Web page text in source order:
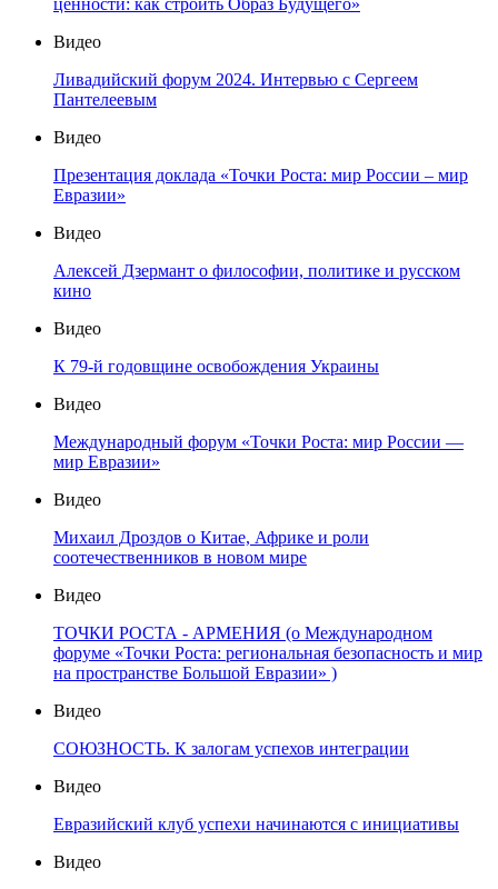
ценности: как строить Образ Будущего»
Видео
Ливадийский форум 2024. Интервью с Сергеем
Пантелеевым
Видео
Презентация доклада «Точки Роста: мир России – мир
Евразии»
Видео
Алексей Дзермант о философии, политике и русском
кино
Видео
К 79-й годовщине освобождения Украины
Видео
Международный форум «Точки Роста: мир России —
мир Евразии»
Видео
Михаил Дроздов о Китае, Африке и роли
соотечественников в новом мире
Видео
ТОЧКИ РОСТА - АРМЕНИЯ (о Международном
форуме «Точки Роста: региональная безопасность и мир
на пространстве Большой Евразии» )
Видео
СОЮЗНОСТЬ. К залогам успехов интеграции
Видео
Евразийский клуб успехи начинаются с инициативы
Видео